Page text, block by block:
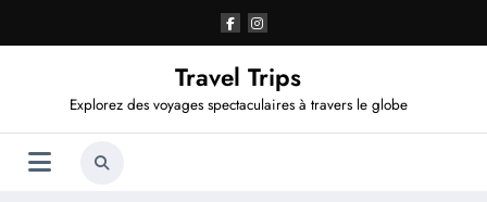
contenu
Travel Trips
Explorez des voyages spectaculaires à travers le globe